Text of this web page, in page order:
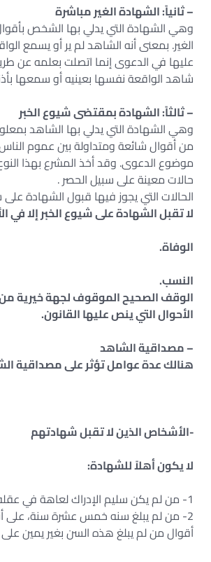
– ثانياً: الشهادة الغير مباشرة
وهي الشهادة التي يدلي بها الشخص
الغير. بمعنى أنه الشاهد لم ير أو يسمع
عليها في الدعوى إنما اتصلت بعلمه عن
شاهد الواقعة نفسها بعينيه أو سمعها
– ثالثاً: الشهادة بمقتضى شيوع الخبر
وهي الشهادة التي يدلي بها الشاهد
من أقوال شائعة ومتداولة بين عموم
موضوع الدعوى. وقد أخذ المشرع بهذا
حالات معينة على سبيل الحصر .
الحالات التي يجوز فيها قبول الشهادة
لا تقبل الشهادة على شيوع الخبر إلا في
الوفاة.
النسب.
الوقف الصحيح الموقوف لجهة خيرية
الأحوال التي ينص عليها القانون.
– مصداقية الشاهد
هنالك عدة عوامل تؤثر على مصداقية
-الأشخاص الذين لا تقبل شهادتهم
لا يكون أهلاً للشهادة:
1- من لم يكن سليم الإدراك لعاهة في عقله.
2- من لم يبلغ سنه خمس عشرة سنة، على
أقوال من لم يبلغ هذه السن بغير يمين